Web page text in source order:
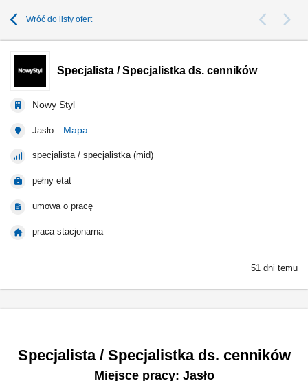
Wróć do listy ofert
Specjalista / Specjalistka ds. cenników
Nowy Styl
Jasło Mapa
specjalista / specjalistka (mid)
pełny etat
umowa o pracę
praca stacjonarna
51 dni temu
Specjalista / Specjalistka ds. cenników
Miejsce pracy: Jasło